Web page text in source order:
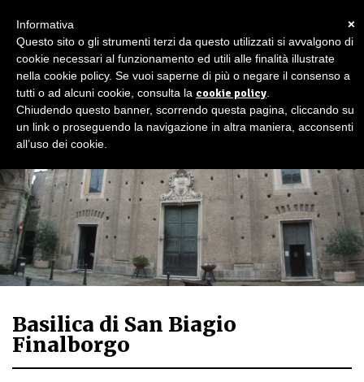
Basilica di San Biagio
Finalborgo
×
Informativa
Questo sito o gli strumenti terzi da questo utilizzati si avvalgono di
cookie necessari al funzionamento ed utili alle finalità illustrate
nella cookie policy. Se vuoi saperne di più o negare il consenso a
tutti o ad alcuni cookie, consulta la cookie policy
Chiudendo questo banner, scorrendo questa pagina, cliccando su
un link o proseguendo la navigazione in altra maniera, acconsenti
all’uso dei cookie.